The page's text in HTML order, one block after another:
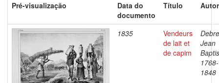
Pré-visualização
Data do
documento
Título
1835
Vendeurs
de lait et
de capim
Jean
1768-
1848